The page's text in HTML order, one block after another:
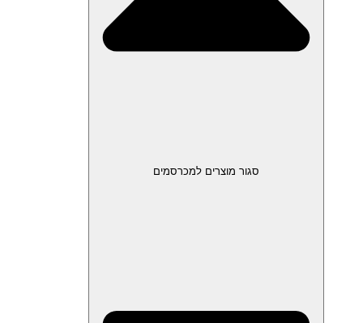
סגור מוצרים למכרסמים